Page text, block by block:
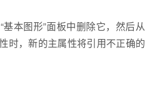
本图形”面板中删除它，然后从
时，新的主属性将引用不正确的